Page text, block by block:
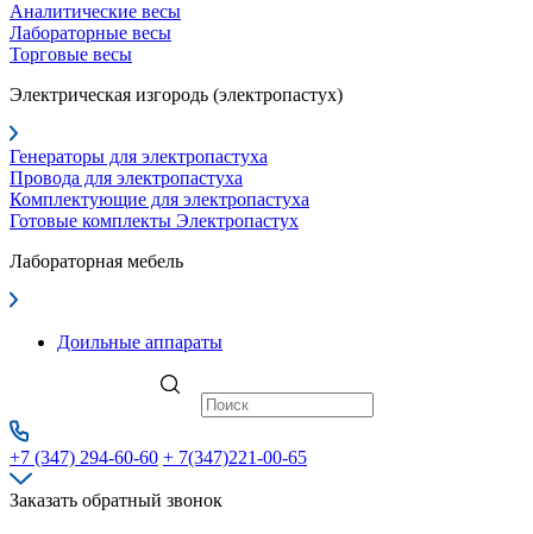
Аналитические весы
Лабораторные весы
Торговые весы
Электрическая изгородь (электропастух)
Генераторы для электропастуха
Провода для электропастуха
Комплектующие для электропастуха
Готовые комплекты Электропастух
Лабораторная мебель
Доильные аппараты
+7 (347) 294-60-60 + 7(347)221-00-65
Заказать обратный звонок